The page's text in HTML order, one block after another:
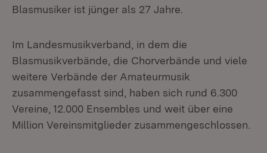
Blasmusiker ist jünger als 27 Jahre.
Im Landesmusikverband, in dem die
Blasmusikverbände, die Chorverbände und viele
weitere Verbände der Amateurmusik
zusammengefasst sind, haben sich rund 6.300
Vereine, 12.000 Ensembles und weit über eine
Million Vereinsmitglieder zusammengeschlossen.